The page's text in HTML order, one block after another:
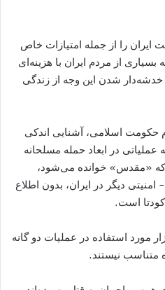
ایران را از جمله امتیازات خاص
از مردم ایران با هزینه‌ای
خدشه‌دار شدن این وجه از زندگی
حکومت اسلامی، آشنایی اندکی
در ابعاد حمله مسلحانه
«مقدس» خوانده می‌شود،
دیگر در ایران، بدون اطلاع
است.
مورد استفاده در عملیات دو گانه